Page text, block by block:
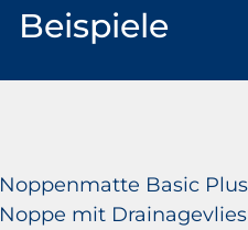
Beispiele
Noppenmatte Basic Plus
Noppe mit